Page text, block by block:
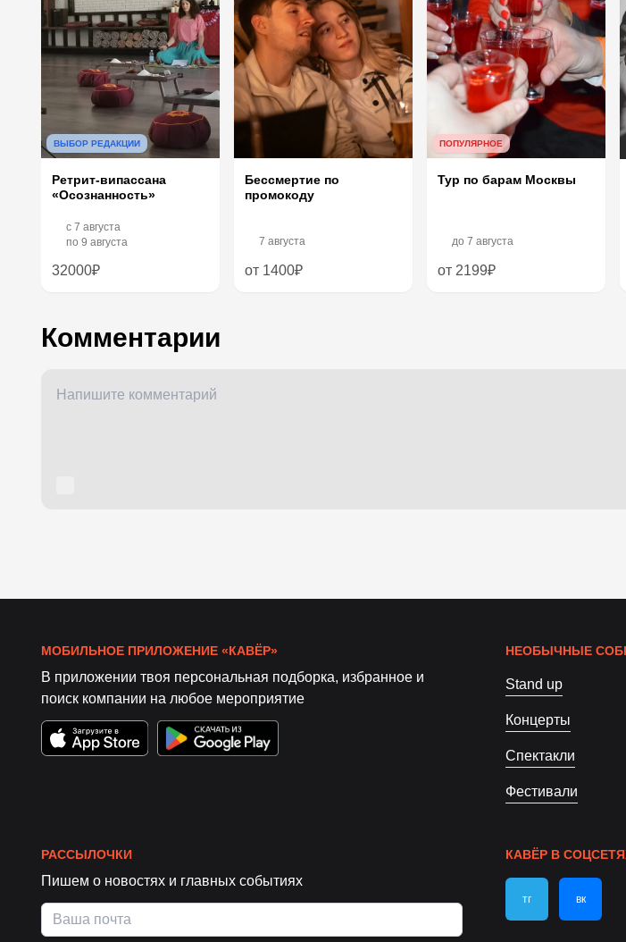
ВЫБОР РЕДАКЦИИ
Ретрит-випассана
«Осознанность»
c 7 августа
по 9 августа
32000₽
Бессмертие по
промокоду
7 августа
от 1400₽
ПОПУЛЯРНОЕ
Тур по барам Москвы
до 7 августа
от 2199₽
Комментарии
МОБИЛЬНОЕ ПРИЛОЖЕНИЕ «КАВЁР»
В приложении твоя персональная подборка, избранное и
поиск компании на любое мероприятие
НЕОБЫЧНЫЕ
Stand up
Концерты
Спектакли
Фестивали
РАССЫЛОЧКИ
Пишем о новостях и главных событиях
КАВЁР В
тг вк